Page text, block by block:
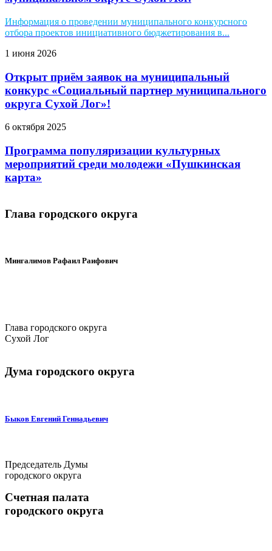
Информация о проведении муниципального конкурсного
отбора проектов инициативного бюджетирования в...
1 июня 2026
Открыт приём заявок на муниципальный
конкурс «Социальный партнер муниципального
округа Сухой Лог»!
6 октября 2025
Программа популяризации культурных
мероприятий среди молодежи «Пушкинская
карта»
Глава городского округа
Мингалимов Рафаил Раифович
Глава городского округа
Сухой Лог
Дума городского округа
Быков Евгений Геннадьевич
Председатель Думы
городского округа
Счетная палата
городского округа